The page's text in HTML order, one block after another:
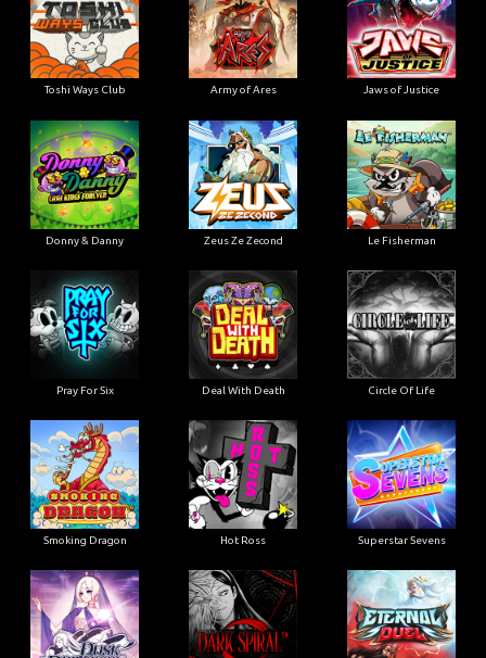
Toshi Ways Club Army of Ares Jaws of Justice
Donny & Danny Zeus Ze Zecond Le Fisherman
Pray For Six Deal With Death Circle Of Life
Smoking Dragon Hot Ross Superstar Sevens